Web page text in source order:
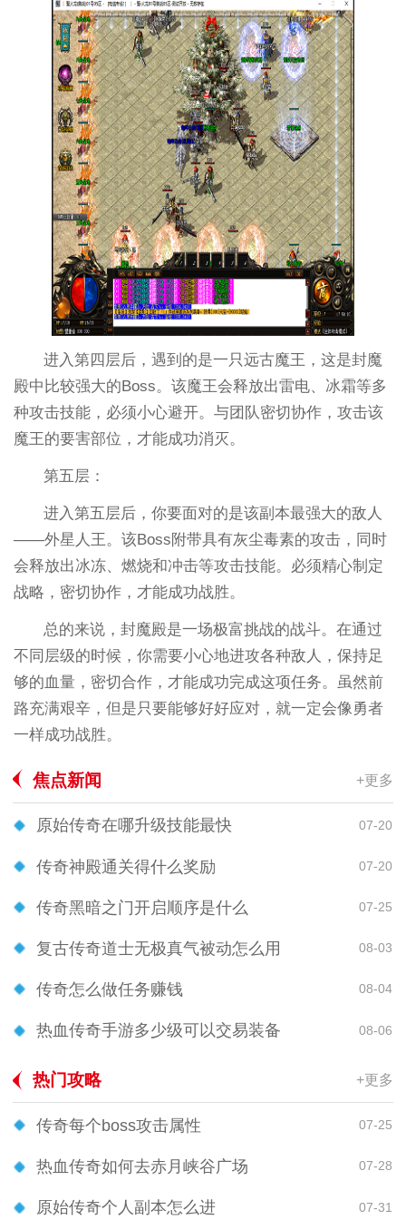
进入第四层后，遇到的是一只远古魔王，这是封魔
殿中比较强大的Boss。该魔王会释放出雷电、冰霜等多
种攻击技能，必须小心避开。与团队密切协作，攻击该
魔王的要害部位，才能成功消灭。
第五层：
进入第五层后，你要面对的是该副本最强大的敌人
——外星人王。该Boss附带具有灰尘毒素的攻击，同时
会释放出冰冻、燃烧和冲击等攻击技能。必须精心制定
战略，密切协作，才能成功战胜。
总的来说，封魔殿是一场极富挑战的战斗。在通过
不同层级的时候，你需要小心地进攻各种敌人，保持足
够的血量，密切合作，才能成功完成这项任务。虽然前
路充满艰辛，但是只要能够好好应对，就一定会像勇者
一样成功战胜。
焦点新闻 +更多
原始传奇在哪升级技能最快 07-20
传奇神殿通关得什么奖励 07-20
传奇黑暗之门开启顺序是什么 07-25
复古传奇道士无极真气被动怎么用 08-03
传奇怎么做任务赚钱 08-04
热血传奇手游多少级可以交易装备 08-06
热门攻略 +更多
传奇每个boss攻击属性 07-25
热血传奇如何去赤月峡谷广场 07-28
原始传奇个人副本怎么进 07-31